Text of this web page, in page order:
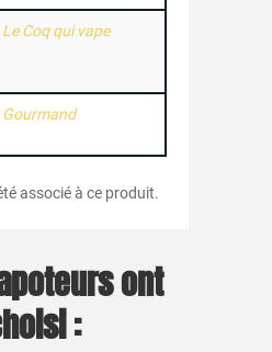
Le Coq qui vape
Gourmand
associé à ce produit.
ont
: